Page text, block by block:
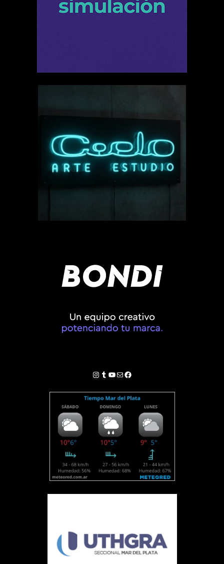
Instagram
Tumblr
YouTube
Correo electrónico
Facebook